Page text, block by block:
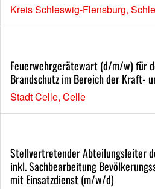
Kreis Schleswig-Flensburg,
Feuerwehrgerätewart (d/m/w) für
Brandschutz im Bereich der Kraft-
Stadt Celle, Celle
Stellvertretender Abteilungsleiter
inkl. Sachbearbeitung
mit Einsatzdienst (m/w/d)